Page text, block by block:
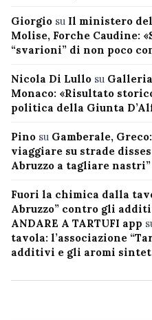
Giorgio su Il ministero
Molise, Forche Caudine:
“svarioni” di non poco
Nicola Di Lullo su
Monaco: «Risultato
politica della Giunta
Pino su Gamberale,
viaggiare su strade
Abruzzo a tagliare nastri”
Fuori la chimica dalla
Abruzzo” contro gli
ANDARE A TARTUFI app
tavola: l’associazione
additivi e gli aromi